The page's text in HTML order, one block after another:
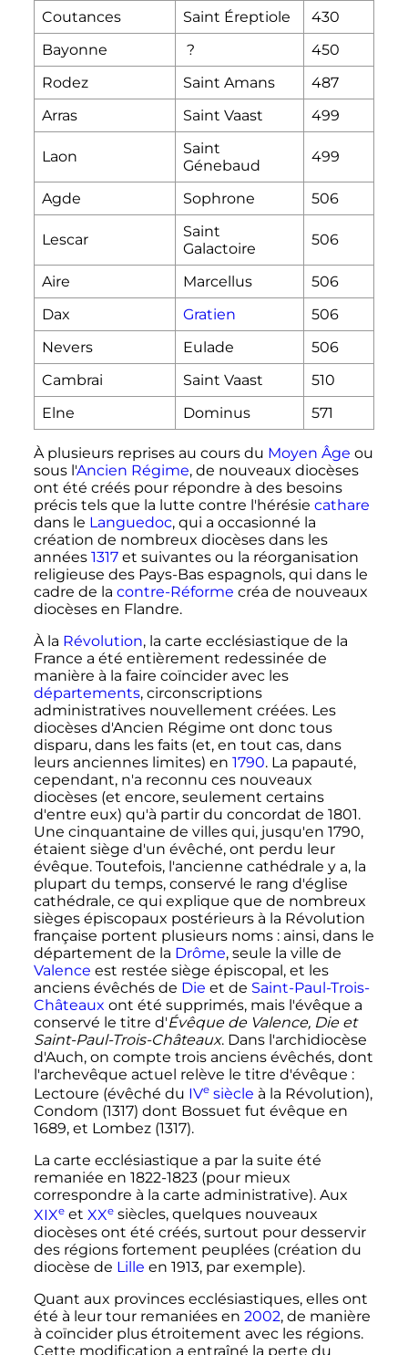
Coutances
Saint Éreptiole
430
Bayonne
?
450
Rodez
Saint Amans
487
Arras
Saint Vaast 499
Laon
Saint
Génebaud
499
Agde Sophrone 506
Lescar
Saint
Galactoire
506
Aire Marcellus
506
Dax
Gratien
506
Nevers
Eulade
506
Cambrai
Saint Vaast
510
Elne
Dominus 571
À plusieurs reprises au cours du Moyen Âge ou
sous l'Ancien Régime, de nouveaux diocèses
ont été créés pour répondre à des besoins
précis tels que la lutte contre l'hérésie cathare
dans le Languedoc, qui a occasionné la
création de nombreux diocèses dans les
années 1317et suivantes ou la réorganisation
religieuse des Pays-Bas espagnols, qui dans le
cadre de la contre-Réforme créa de nouveaux
diocèses en Flandre.
À la Révolution, la carte ecclésiastique de la
France a été entièrement redessinée de
manière à la faire coïncider avec les
départements, circonscriptions
administratives nouvellement créées. Les
diocèses d'Ancien Régime ont donc tous
disparu, dans les faits (et, en tout cas, dans
leurs anciennes limites) en 1790. La papauté,
cependant, n'a reconnu ces nouveaux
diocèses (et encore, seulement certains
d'entre eux) qu'à partir du concordat de 1801.
Une cinquantaine de villes qui, jusqu'en 1790,
étaient siège d'un évêché, ont perdu leur
évêque. Toutefois, l'ancienne cathédrale y a, la
plupart du temps, conservé le rang d'église
cathédrale, ce qui explique que de nombreux
sièges épiscopaux postérieurs à la Révolution
française portent plusieurs noms : ainsi, dans le
département de la Drôme, seule la ville de
Valence est restée siège épiscopal, et les
anciens évêchés de Die et de Saint-Paul-Trois-
Châteaux ont été supprimés, mais l'évêque a
conservé le titre d'Évêque de Valence, Die et
Saint-Paul-Trois-Châteaux. Dans l'archidiocèse
d'Auch, on compte trois anciens évêchés, dont
l'archevêque actuel relève le titre d'évêque :
Lectoure (évêché du IVesiècle à la Révolution),
Condom (1317) dont Bossuet fut évêque en
1689, et Lombez (1317).
La carte ecclésiastique a par la suite été
remaniée en 1822-1823 (pour mieux
correspondre à la carte administrative). Aux
XIXe et XXe siècles, quelques nouveaux
diocèses ont été créés, surtout pour desservir
des régions fortement peuplées (création du
diocèse de Lille en 1913, par exemple).
Quant aux provinces ecclésiastiques, elles ont
été à leur tour remaniées en 2002, de manière
à coïncider plus étroitement avec les régions.
Cette modification a entraîné la perte du